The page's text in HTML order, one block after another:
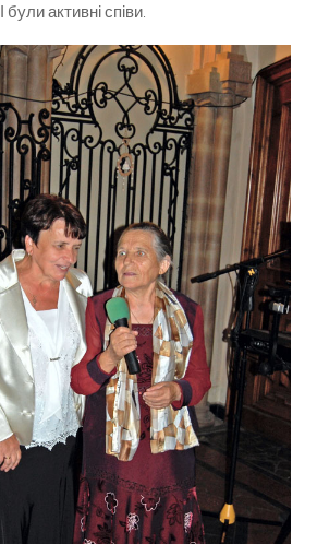
І були активні співи.